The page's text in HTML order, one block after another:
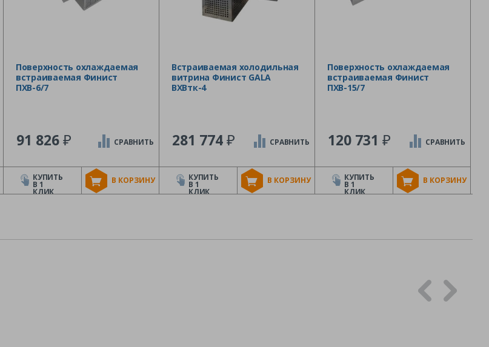
Поверхность охлаждаемая
встраиваемая Финист
ПХВ-6/7
91 826₽
В КОРЗИНУ
СРАВНИТЬ
КУПИТЬ
В 1
КЛИК
Встраиваемая холодильная
витрина Финист GALA
ВХВтк-4
281 774₽
В КОРЗИНУ
СРАВНИТЬ
КУПИТЬ
В 1
КЛИК
Поверхность охлаждаемая
встраиваемая Финист
ПХВ-15/7
120 731 ₽
В КОРЗИНУ
СРАВНИТЬ
КУПИТЬ
В 1
КЛИК